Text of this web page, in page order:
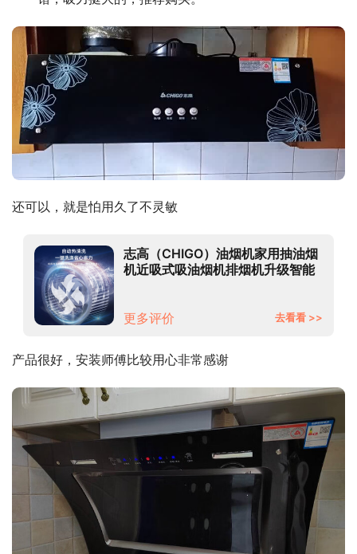
还可以，就是怕用久了不灵敏
志高（CHIGO）油烟机家用抽油烟
机近吸式吸油烟机排烟机升级智能
更多评价
去看看 >>
产品很好，安装师傅比较用心非常感谢